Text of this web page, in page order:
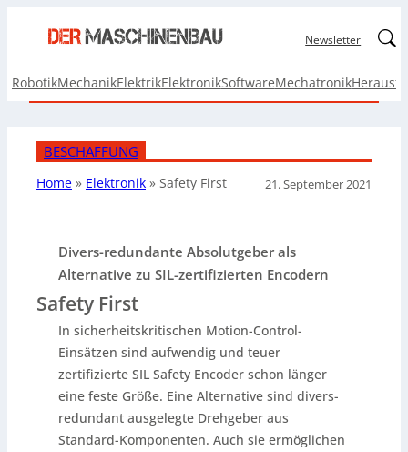
Newsletter
RobotikMechanikElektrikElektronikSoftwareMechatronik
BESCHAFFUNG
Home » Elektronik » Safety First 21. September 2021
Divers-redundante Absolutgeber als
Alternative zu SIL-zertifizierten Encodern
Safety First
In sicherheitskritischen Motion-Control-
Einsätzen sind aufwendig und teuer
zertifizierte SIL Safety Encoder schon länger
eine feste Größe. Eine Alternative sind divers-
redundant ausgelegte Drehgeber aus
Standard-Komponenten. Auch sie ermöglichen